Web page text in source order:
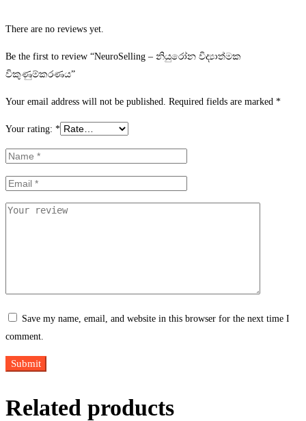
There are no reviews yet.
Be the first to review “NeuroSelling – නියුරෝන විද්‍යාත්මක
විකුණුම්කරණය”
Your email address will not be published. Required fields are marked *
Your rating: *
Save my name, email, and website in this browser for the next time I
comment.
Related products